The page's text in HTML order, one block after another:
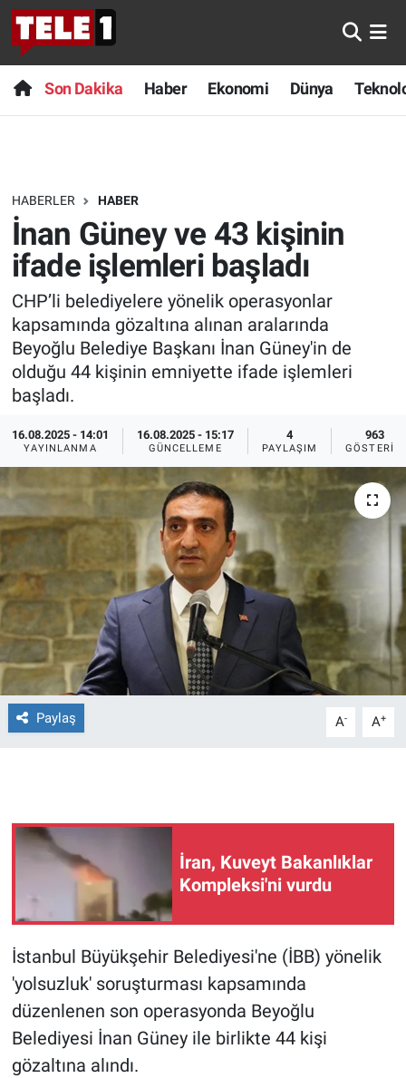
Son Dakika Haber Ekonomi Dünya
HABERLER HABER
İnan Güney ve 43 kişinin
ifade işlemleri başladı
CHP’li belediyelere yönelik operasyonlar
kapsamında gözaltına alınan aralarında
Beyoğlu Belediye Başkanı İnan Güney'in de
olduğu 44 kişinin emniyette ifade işlemleri
başladı.
16.08.2025 - 14:01
YAYINLANMA
16.08.2025 - 15:17
GÜNCELLEME
4
PAYLAŞIM
963
GÖSTERIM
Paylaş A- A+
İran, Kuveyt Bakanlıklar
Kompleksi'ni vurdu
İstanbul Büyükşehir Belediyesi'ne (İBB) yönelik
'yolsuzluk' soruşturması kapsamında
düzenlenen son operasyonda Beyoğlu
Belediyesi İnan Güney ile birlikte 44 kişi
gözaltına alındı.
Anında Manşet
Başka Sohbetler
Bilim turu
Bilim ve Teknoloji Evreni
Doğa Konuşuyor
Dünya
Ege Saati
Ege'den Esintiler
Eğitim
Eğlence
Ekonomi
Forum
Gerçeğin İzinde
Gün Başlıyor
Gündem Özel
Günün görüntüsü
Haber
İlan
Kimdir
Son Dakika
Haber
Dünya
Teknoloji
Sağlık
Spor
Yayın Akışı
İletişim
Nöbetçi Eczaneler
Hava Durumu
Trafik Durumu
Süper Lig Puan Durumu ve Fikstür
Tüm Manşetler
Son Dakika Haberleri
Haber Arşivi